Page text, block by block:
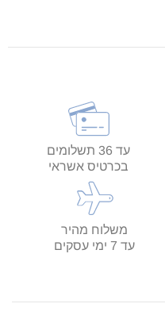
עד 36 תשלומים
בכרטיס אשראי
משלוח מהיר
עד 7 ימי עסקים